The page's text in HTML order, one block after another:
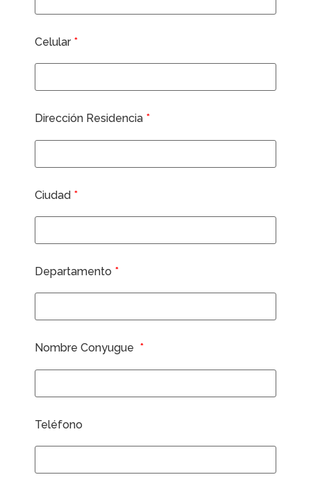
Celular *
Dirección Residencia *
Ciudad *
Departamento *
Nombre Conyugue *
Teléfono